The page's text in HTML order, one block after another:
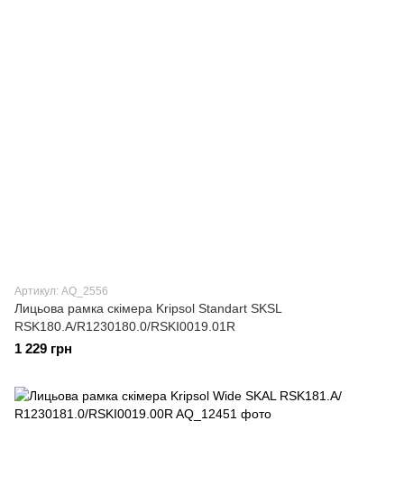
Артикул: AQ_2556
Лицьова рамка скімера Kripsol Standart SKSL
RSK180.A/R1230180.0/RSKI0019.01R
1 229 грн